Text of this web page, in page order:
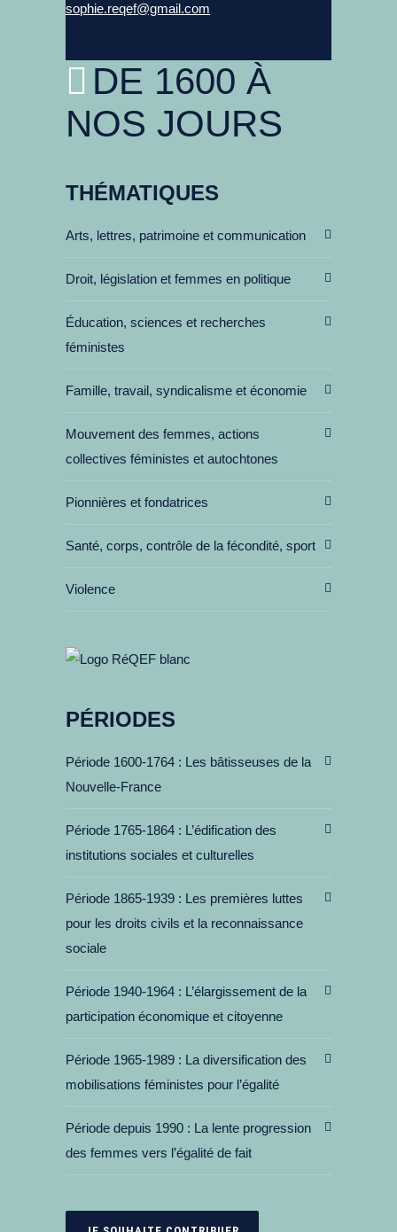
sophie.reqef@gmail.com
DE 1600 À
NOS JOURS
THÉMATIQUES
Arts, lettres, patrimoine et communication
Droit, législation et femmes en politique
Éducation, sciences et recherches
féministes
Famille, travail, syndicalisme et économie
Mouvement des femmes, actions
collectives féministes et autochtones
Pionnières et fondatrices
Santé, corps, contrôle de la fécondité, sport
Violence
PÉRIODES
Période 1600-1764
Les bâtisseuses de la
Nouvelle-France
Période 1765-1864
L’édification des
institutions sociales et culturelles
Période 1865-1939
Les premières luttes
pour les droits civils et la reconnaissance
sociale
Période 1940-1964
L’élargissement de la
participation économique et citoyenne
Période 1965-1989
La diversification des
mobilisations féministes pour l’égalité
Période depuis 1990
La lente progression
des femmes vers l’égalité de fait